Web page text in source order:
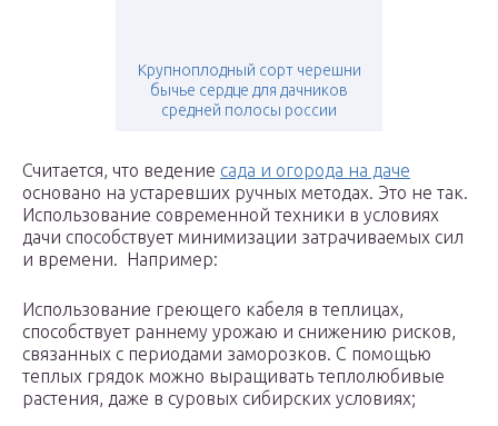
Крупноплодный сорт черешни
бычье сердце для дачников
средней полосы россии
Считается, что ведение сада и огорода на даче
основано на устаревших ручных методах. Это не так.
Использование современной техники в условиях
дачи способствует минимизации затрачиваемых сил
и времени. Например:
Использование греющего кабеля в теплицах,
способствует раннему урожаю и снижению рисков,
связанных с периодами заморозков. С помощью
теплых грядок можно выращивать теплолюбивые
растения, даже в суровых сибирских условиях;